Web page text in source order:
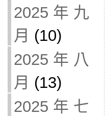
2025 年 九
月 (10)
2025 年 八
月 (13)
2025 年 七